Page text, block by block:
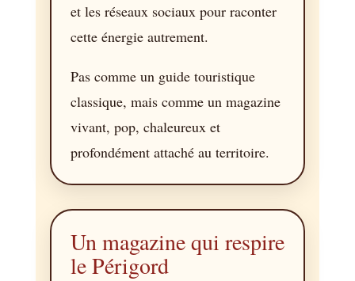
et les réseaux sociaux pour raconter
cette énergie autrement.
Pas comme un guide touristique
classique, mais comme un magazine
vivant, pop, chaleureux et
profondément attaché au territoire.
Un magazine qui respire
le Périgord